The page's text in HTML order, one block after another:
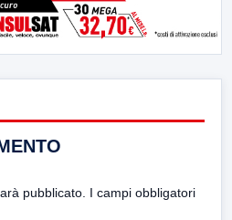
pubblicato. I campi obbligatori